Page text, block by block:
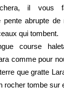
il vous
pente abrupte
qui tombent.
course
comme pour
que gratte
rocher tombe sur